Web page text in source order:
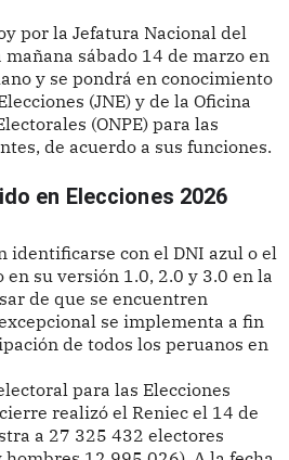
por la Jefatura Nacional del
sábado 14 de marzo en
y se pondrá en conocimiento
(JNE) y de la Oficina
(ONPE) para las
de acuerdo a sus funciones.
en Elecciones 2026
identificarse con el DNI azul o el
su versión 1.0, 2.0 y 3.0 en la
de que se encuentren
se implementa a fin
de todos los peruanos en
para las Elecciones
realizó el Reniec el 14 de
a 27 325 432 electores